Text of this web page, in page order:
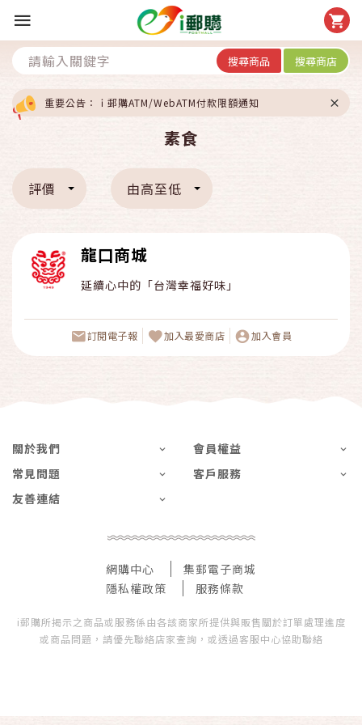
搜尋商品 搜尋商店
重要公告：ｉ郵購ATM/WebATM付款限額通知
素食
評價 由高至低
龍口商城
延續心中的「台灣幸福好味」
訂閱電子報 加入最愛商店 加入會員
關於我們
會員權益
常見問題
客戶服務
友善連結
網購中心
集郵電子商城
隱私權政策
服務條款
i郵購所揭示之商品或服務係由各該商家所提供與販售關於訂單處理進度
或商品問題，請優先聯絡店家查詢，或透過客服中心協助聯絡